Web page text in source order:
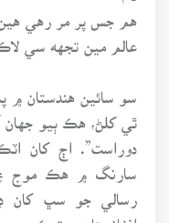
هم جس پر مر رهي
عالم مين تجهه سي
سو سائين هندستان ۾
ٿي کلڻ، هڪ ٻيو جهان
دوراست”. اڄ کان
سارنگ ۾ هڪ موج
رسالي جو سڀ کان
افغانستان ۽ ترڪي